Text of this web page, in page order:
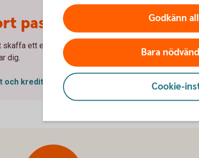
passar dig?
skaffa ett eller flera kort? Jämför våra bankkort och
dig.
och kreditkort
Godkänn
Bara
Cookie-